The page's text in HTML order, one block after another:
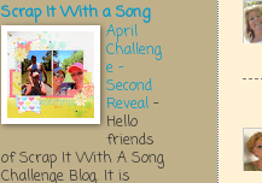
Scrap It With a Song
April
Challeng
e -
Second
Reveal -
Hello
friends
of Scrap It With A Song
Challenge Blog. It is